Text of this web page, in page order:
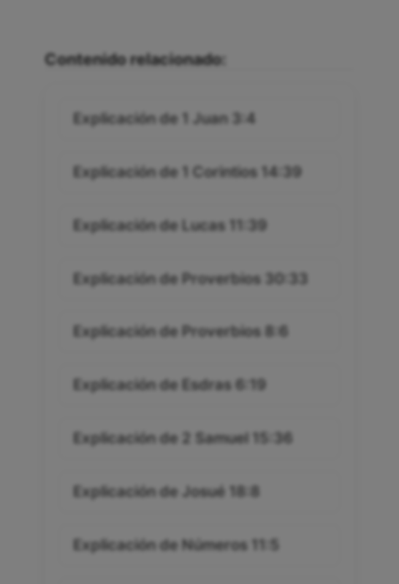
Contenido relacionado:
Explicación de 1 Juan 3:4
Explicación de 1 Corintios 14:39
Explicación de Lucas 11:39
Explicación de Proverbios 30:33
Explicación de Proverbios 8:6
Explicación de Esdras 6:19
Explicación de 2 Samuel 15:36
Explicación de Josué 18:8
Explicación de Números 11:5